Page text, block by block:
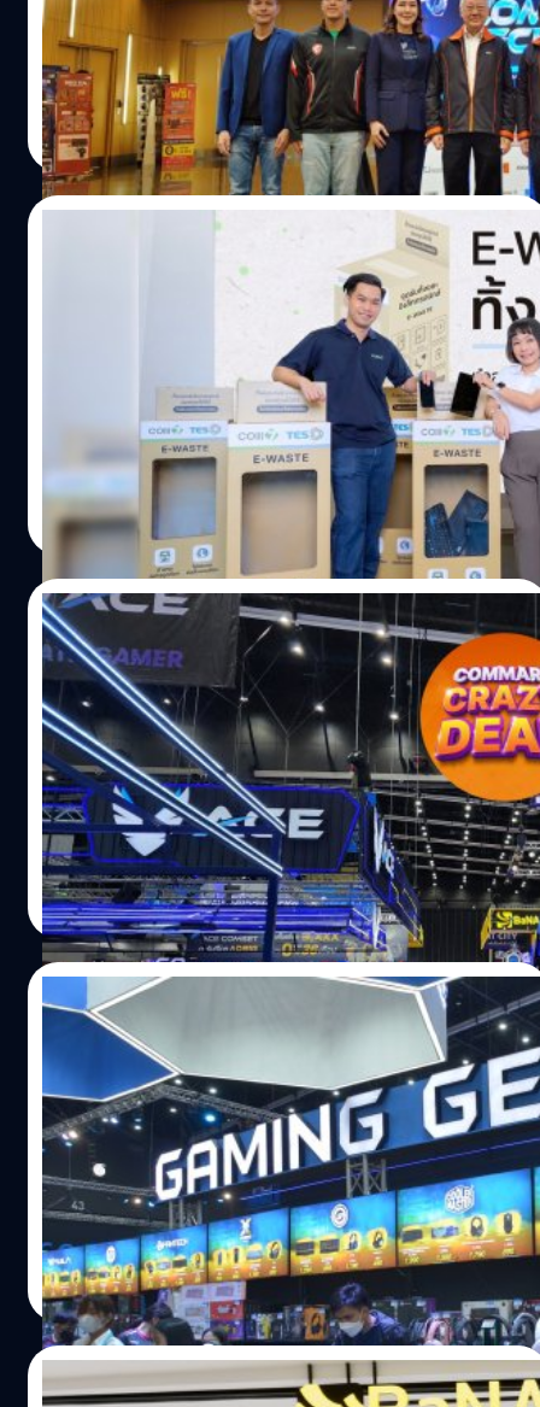
COMMART 2024 (รอบต้นปี) ที่ในครั้งนี้มากับคอนเซปต์
COMART COMTECH โปรแรง ของครบ ช้อปคุ้ม ที่นอกจากจะ
มีสินค้าราคาพิเศษ พร้อมโปรโมชันแล้ว ยังมีเทคโนโลยีใหม่ ๆ
มาให้ได้สัมผัสภายในงานอีกด้วย
กรภิภัฏ อธิศอัษฎา| 886 days ago
Read More
COM7 เปิดแคมเปญใหญ่ เชิญชวนคนไทยทิ้ง
“E-Waste” กับ COM7 นำร่อง 7 สาขาที่ร้าน
ยักษ์ใหญ่ธุรกิจจัดจำหน่ายสินค้าไอทีและเทคโนโลยี “บริษัท
คอมเซเว่น จำกัด (มหาชน) หรือ COM7” เล็งเห็นความสำคัญ
ในการลดและจัดการขยะอิเล็กทรอนิกส์ หรือ “E-Waste”
อย่างถูกวิธี จึงได้เปิดตัวแคมเปญใหญ่ ทิ้งให้ถูกที่กับ COM7
นำร่องผ่าน 7 สาขาของ BaNANA และตั้งเป้าหมายเพิ่มจุดรับ
ทิ้ง E-Waste ครอบคลุมทั่วประเทศ ชวนคนไทยตระหนักและ
รวมเป็นส่วนหนึ่งในการสร้างสิ่งแวดล้อมที่ยั่งยืน ตอกย้ำการ
เป็นหุ้นยั่งยืน และมีการกำกับดูแลกิจการระดับ “ดีเลิศ” นาง
สาวณัฐนันท์ กีรติกรยศนันท์ ประธานเจ้าหน้าที่ปฏิบัติการสาย
งานบริหารผลิตภัณฑ์และการตลาด บมจ.คอมเซเว่น
(COM7) เปิดเผยว่า “COM7 เรามีสาขาภายใต้การบริหาร
มากกว่า 1,300 แห่งทั่วประเทศไทย สินค้าที่บริษัทฯ จัด
จำหน่ายครอบคลุมสินค้าไอที มือถือ และอุปกรณ์
อิเล็กทรอนิกส์ต่างๆ เราเล็งเห็นว่า เมื่อประเทศไทยเข้าสู่สังคม
ยุคดิจิทัล สินค้าเทคโนโลยี กลายเป็นสิ่งจำเป็น และเข้ามาอยู่
ในไลฟ์สไตล์ของผู้บริโภค ปัญหาสิ่งแวดล้อมจากขยะ
อิเล็กทรอนิกส์จึงเกิดขึ้นอย่างหลีกเลี่ยงไม่ได้ COM7 จึงขอเป็น
ส่วนหนึ่งที่เข้ามาช่วยเพิ่มช่องทางในการลดและจัดการขยะ
อิเล็กทรอนิกส์ ผ่านเครือข่ายสาขาของเรา ให้เราเป็นตัวกลาง
ในการอำนวยความสะดวกให้คนไทย สามารถเข้าถึงจุดรับทิ้ง
ขยะอิเล็กทรอนิกส์ได้ง่ายมากขึ้น เพื่อนำขยะเหล่านั้นไปคัด
แยกชิ้นส่วนและจัดการอย่างถูกวิธีต่อไป” ทั้งนี้ COM7 ขอเชิญ
ชวนคนไทยร่วมสร้างสิ่งแวดล้อมที่ยั่งยืนไปด้วยกัน โดยการนำ
E-Waste…
ทีมคอนเทนต์ BT| 958 days ago
Read More
06/07/2023
แบไต๋พาเลือก คอมเซตในงาน COMMART
CRAZY DEAL ซื้อเซตไหนดี ?
งานคอมมาร์ตรอบกลางปีเริ่มขึ้นแล้ว ! และเหมือนกับทุก ๆ ปีที่
คอมมาร์ตจะมาพร้อมกับโปรโมชัน 'คอมเซต' จากหลากหลาย
ตัวแทนจำหน่ายหลัก ๆ ในไทย ดังนั้นในบทความนี้ แบไต๋เรา
ขอแนะนำโปรคอมเซตจากหลากหลายร้านค้า และชี้เป้าว่า 'ถ้า
ไปคอมมาร์ต ควรซื้อคอมเซตไหนดีนะ ?'
กิตติธัช วนิชผล| 1130 days ago
Read More
24/11/2022
พาส่องโปรคอมเซต ในงาน COMMART
Game On งานสินค้าไอทีท้ายปี ’65 !
เปิดงานแล้ว กับงาน COMMART Game On งานสินค้าไอที
ปลายปี 2565 โดยงานจะเริ่มตั้งแต่วันที่ 24-27 พฤศจิกายน
2565 นี้ ทางแบไต๋ได้เดินงาน และส่องโปรคอมพิวเตอร์จัดเซ็ต
จากบูธต่าง ๆ มาให้ชาวแบไต๋ได้ชมกัน !
กิตติธัช วนิชผล| 1354 days ago
Read More
21/11/2022